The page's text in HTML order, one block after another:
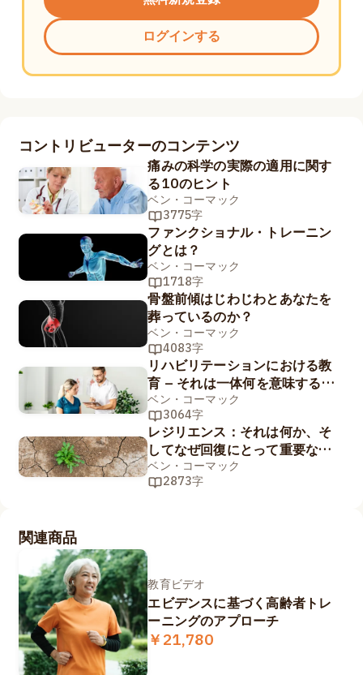
ログインする
コントリビューターのコンテンツ
痛みの科学の実際の適用に関す
る10のヒント
ベン・コーマック
3775字
ファンクショナル・トレーニン
グとは？
ベン・コーマック
1718字
骨盤前傾はじわじわとあなたを
葬っているのか？
ベン・コーマック
4083字
リハビリテーションにおける教
育 – それは一体何を意味するの
か…?
ベン・コーマック
3064字
レジリエンス：それは何か、そ
してなぜ回復にとって重要なの
か？ パート1/2
ベン・コーマック
2873字
関連商品
教育ビデオ
エビデンスに基づく高齢者トレ
ーニングのアプローチ
￥21,780